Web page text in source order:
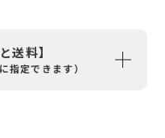
送料】
指定できます）